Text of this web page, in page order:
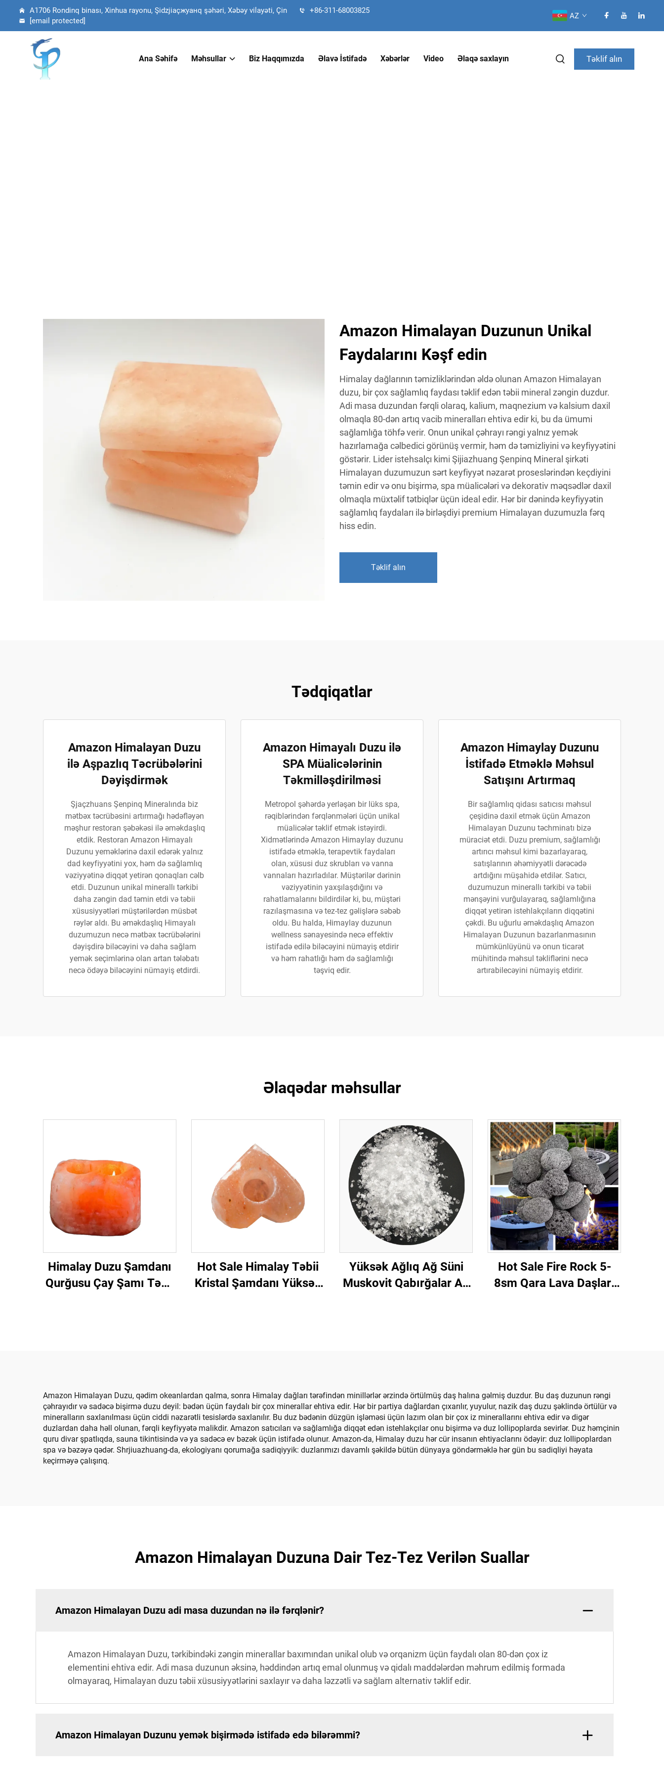
A1706 Rondinq binası, Xinhua rayonu, Şidzjiaçжуанq şəhəri, Xəbəy vilayəti, Çin
+86-311-68003825
[email protected]
AZ
Ana Səhifə Məhsullar Biz Haqqımızda Əlavə İstifadə Xəbərlər Video Əlaqə saxlayın Təklif alın
Amazon Himalayan Duzunun Unikal
Faydalarını Kəşf edin
Himalay dağlarının təmizliklərindən əldə olunan Amazon Himalayan
duzu, bir çox sağlamlıq faydası təklif edən təbii mineral zəngin duzdur.
Adi masa duzundan fərqli olaraq, kalium, maqnezium və kalsium daxil
olmaqla 80-dən artıq vacib mineralları ehtiva edir ki, bu da ümumi
sağlamlığa töhfə verir. Onun unikal çəhrayı rəngi yalnız yemək
hazırlamağa cəlbedici görünüş vermir, həm də təmizliyini və keyfiyyətini
göstərir. Lider istehsalçı kimi Şijiazhuang Şenpinq Mineral şirkəti
Himalayan duzumuzun sərt keyfiyyət nəzarət proseslərindən keçdiyini
təmin edir və onu bişirmə, spa müalicələri və dekorativ məqsədlər daxil
olmaqla müxtəlif tətbiqlər üçün ideal edir. Hər bir dənində keyfiyyətin
sağlamlıq faydaları ilə birləşdiyi premium Himalayan duzumuzla fərq
hiss edin.
Təklif alın
Tədqiqatlar
Amazon Himalayan Duzu
ilə Aşpazlıq Təcrübələrini
Dəyişdirmək
Şjaçzhuans Şenpinq Mineralında biz
mətbəx təcrübəsini artırmağı hədəfləyən
məşhur restoran şəbəkəsi ilə əməkdaşlıq
etdik. Restoran Amazon Himayalı
Duzunu yeməklərinə daxil edərək yalnız
dad keyfiyyətini yox, həm də sağlamlıq
vəziyyətinə diqqət yetirən qonaqları cəlb
etdi. Duzunun unikal minerallı tərkibi
daha zəngin dad təmin etdi və təbii
xüsusiyyətləri müştərilərdən müsbət
rəylər aldı. Bu əməkdaşlıq Himayalı
duzumuzun necə mətbəx təcrübələrini
dəyişdirə biləcəyini və daha sağlam
yemək seçimlərinə olan artan tələbatı
necə ödəyə biləcəyini nümayiş etdirdi.
Amazon Himayalı Duzu ilə
SPA Müalicələrinin
Təkmilləşdirilməsi
Metropol şəhərdə yerləşən bir lüks spa,
rəqiblərindən fərqlənmələri üçün unikal
müalicələr təklif etmək istəyirdi.
Xidmətlərində Amazon Himaylay duzunu
istifadə etməklə, terapevtik faydaları
olan, xüsusi duz skrubları və vanna
vannaları hazırladılar. Müştərilər dərinin
vəziyyətinin yaxşılaşdığını və
rahatlamalarını bildirdilər ki, bu, müştəri
razılaşmasına və tez-tez gəlişlərə səbəb
oldu. Bu halda, Himaylay duzunun
wellness sənayesində necə effektiv
istifadə edilə biləcəyini nümayiş etdirir
və həm rahatlığı həm də sağlamlığı
təşviq edir.
Amazon Himaylay Duzunu
İstifadə Etməklə Məhsul
Satışını Artırmaq
Bir sağlamlıq qidası satıcısı məhsul
çeşidinə daxil etmək üçün Amazon
Himalayan Duzunu təchminatı bizə
müraciət etdi. Duzu premium, sağlamlığı
artırıcı məhsul kimi bazarlayaraq,
satışlarının əhəmiyyətli dərəcədə
artdığını müşahidə etdilər. Satıcı,
duzumuzun minerallı tərkibi və təbii
mənşəyini vurğulayaraq, sağlamlığına
diqqət yetirən istehlakçıların diqqətini
çəkdi. Bu uğurlu əməkdaşlıq Amazon
Himalayan Duzunun bazarlanmasının
mümkünlüyünü və onun ticarət
mühitində məhsul təkliflərini necə
artırabilecəyini nümayiş etdirir.
Əlaqədar məhsullar
Himalay Duzu Şamdanı
Qurğusu Çay Şamı Təbii
Hot Sale Himalay Təbii
Kristal Şamdanı Yüksək
Yüksək Ağlıq Ağ Süni
Muskovit Qabırğalar Ağ
Hot Sale Fire Rock 5-
8sm Qara Lava Daşları
Amazon Himalayan Duzu, qədim okeanlardan qalma, sonra Himalay dağları tərəfindən minillərlər ərzində örtülmüş daş halına gəlmiş duzdur. Bu daş duzunun rəngi
çəhrayıdır və sadəcə bişirmə duzu deyil: bədən üçün faydalı bir çox minerallar ehtiva edir. Hər bir partiya dağlardan çıxarılır, yuyulur, nazik daş duzu şəklində örtülür və
mineralların saxlanılması üçün ciddi nəzarətli tesislərdə saxlanılır. Bu duz bədənin düzgün işləməsi üçün lazım olan bir çox iz minerallarını ehtiva edir və digər
duzlardan daha həll olunan, fərqli keyfiyyətə malikdir. Amazon satıcıları və sağlamlığa diqqət edən istehlakçılar onu bişirmə və duz lollipoplarda sevirlər. Duz həmçinin
quru divar şpatlıqda, sauna tikintisində və ya sadəcə ev bəzək üçün istifadə olunur. Amazon-da, Himalay duzu hər cür insanın ehtiyaclarını ödəyir: duz lollipoplardan
spa və bəzəyə qədər. Shrjiuazhuang-da, ekologiyanı qorumağa sadiqiyyik: duzlarımızı davamlı şəkildə bütün dünyaya göndərməklə hər gün bu sadiqliyi həyata
keçirməyə çalışırıq.
Amazon Himalayan Duzuna Dair Tez-Tez Verilən Suallar
Amazon Himalayan Duzu adi masa duzundan nə ilə fərqlənir?
Amazon Himalayan Duzu, tərkibindəki zəngin minerallar baxımından unikal olub və orqanizm üçün faydalı olan 80-dən çox iz
elementini ehtiva edir. Adi masa duzunun əksinə, həddindən artıq emal olunmuş və qidalı maddələrdən məhrum edilmiş formada
olmayaraq, Himalayan duzu təbii xüsusiyyətlərini saxlayır və daha ləzzətli və sağlam alternativ təklif edir.
Amazon Himalayan Duzunu yemək bişirmədə istifadə edə bilərəmmi?